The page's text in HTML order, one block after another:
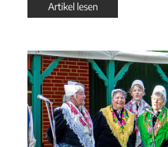
Artikel lesen